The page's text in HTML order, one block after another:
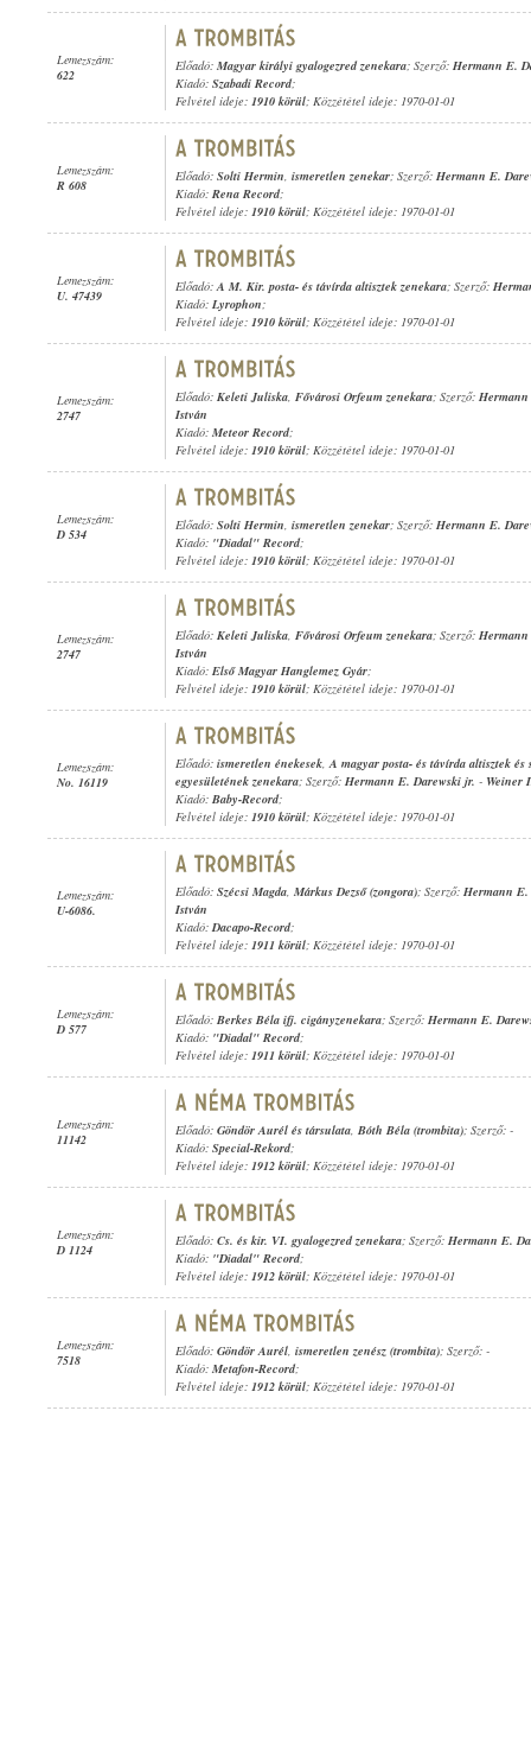
Lemezszám:
622
Előadó: Magyar királyi gyalogezred zenekara; Szerző: Hermann E.
Kiadó: Szabadi Record;
Felvétel ideje: 1910 körül; Közzététel ideje: 1970-01-01
Lemezszám:
R 608
Előadó: Solti Hermin, ismeretlen zenekar; Szerző: Hermann E.
Kiadó: Rena Record;
Felvétel ideje: 1910 körül; Közzététel ideje: 1970-01-01
Lemezszám:
U. 47439
Előadó:A M. Kir. posta- és távírda altisztek zenekara; Szerző:
Kiadó: Lyrophon;
Felvétel ideje: 1910 körül; Közzététel ideje: 1970-01-01
Lemezszám:
2747
Előadó: Keleti Juliska, Fővárosi Orfeum zenekara; Szerző:
István
Kiadó: Meteor Record;
Felvétel ideje: 1910 körül; Közzététel ideje: 1970-01-01
Lemezszám:
D 534
Előadó: Solti Hermin, ismeretlen zenekar; Szerző: Hermann E.
Kiadó: "Diadal" Record;
Felvétel ideje: 1910 körül; Közzététel ideje: 1970-01-01
Lemezszám:
2747
Előadó: Keleti Juliska, Fővárosi Orfeum zenekara; Szerző:
István
Kiadó: Első Magyar Hanglemez Gyár;
Felvétel ideje: 1910 körül; Közzététel ideje: 1970-01-01
Lemezszám:
No. 16119
Előadó: ismeretlen énekesek,A magyar posta- és távírda altisztek és
egyesületének zenekara; Szerző: Hermann E. Darewski jr. - Weiner
Kiadó: Baby-Record;
Felvétel ideje: 1910 körül; Közzététel ideje: 1970-01-01
Lemezszám:
U-6086.
Előadó: Szécsi Magda, Márkus Dezső (zongora); Szerző: Hermann
István
Kiadó:Dacapo-Record;
Felvétel ideje: 1911 körül; Közzététel ideje: 1970-01-01
Lemezszám:
D 577
Előadó: Berkes Béla ifj. cigányzenekara; Szerző: Hermann E.
Kiadó: "Diadal" Record;
Felvétel ideje: 1911 körül; Közzététel ideje: 1970-01-01
Lemezszám:
11142
Előadó: Göndör Aurél és társulata, Bóth Béla (trombita); Szerző: -
Kiadó: Special-Rekord;
Felvétel ideje: 1912 körül; Közzététel ideje: 1970-01-01
Lemezszám:
D 1124
Előadó: Cs. és kir. VI. gyalogezred zenekara; Szerző: Hermann E.
Kiadó: "Diadal" Record;
Felvétel ideje: 1912 körül; Közzététel ideje: 1970-01-01
Lemezszám:
7518
Előadó: Göndör Aurél, ismeretlen zenész (trombita); Szerző: -
Kiadó: Metafon-Record;
Felvétel ideje: 1912 körül; Közzététel ideje: 1970-01-01